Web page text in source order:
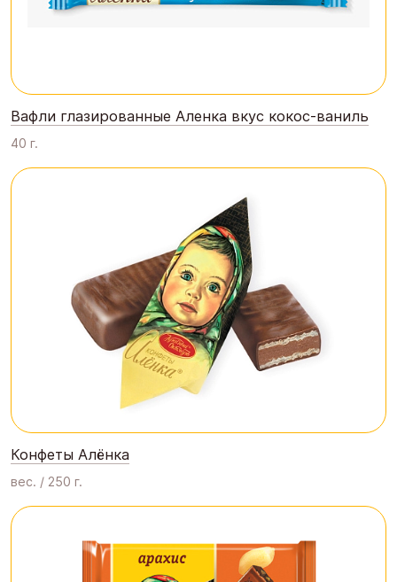
Вафли глазированные Аленка вкус кокос-ваниль
40 г.
Конфеты Алёнка
вес. / 250 г.